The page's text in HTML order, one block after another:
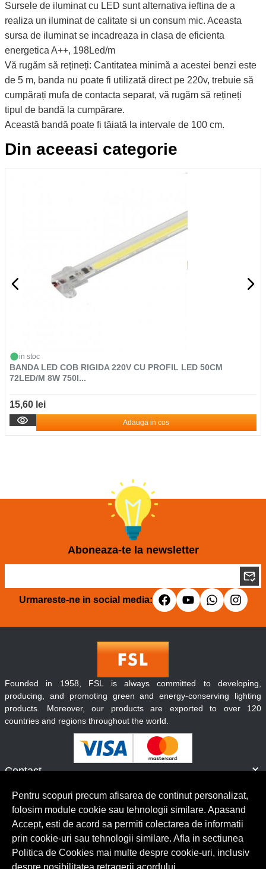
Sursele de iluminat cu LED sunt alternativa ieftina de a
realiza un iluminat de calitate si un consum mic. Aceasta
sursa de iluminat se incadreaza in clasa de eficienta
energetica A++, 198Led/m
Vă rugăm să rețineți: Cantitatea minimă a acestei benzi este
de 5 m, banda nu poate fi utilizată direct pe 220v, trebuie să
cumpărați mufa de contacta separat, vă rugăm să rețineți
tipul de bandă la cumpărare.
Această bandă poate fi tăiată la intervale de 100 cm.
Din aceeasi categorie
in stoc
BANDA LED COB RIGIDA 220V CU PROFIL LED 50CM
72LED/M 8W 750l...
15,60 lei
Adauga in cos
Aboneaza-te la newsletter
Urmareste-ne in social media:
Contact
Servicii clienti
Founded in 1958, FSL is always committed to developing,
producing, and promoting green and energy-conserving lighting
products. Moreover, our products are exported to over 120
countries and regions throughout the world.
© Copyright 2026 Lumilux. Toate drepturile rezervate.
Pentru scopuri precum afisarea de continut personalizat,
folosim module cookie sau tehnologii similare. Apasand
Accept, esti de acord sa permiti colectarea de informatii
prin cookie-uri sau tehnologii similare. Afla in sectiunea
Politica de Cookies mai multe despre cookie-uri, inclusiv
despre posibilitatea retragerii acordului.